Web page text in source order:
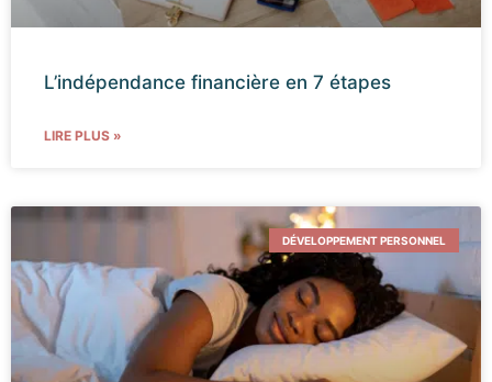
L’indépendance financière en 7 étapes
LIRE PLUS »
DÉVELOPPEMENT PERSONNEL